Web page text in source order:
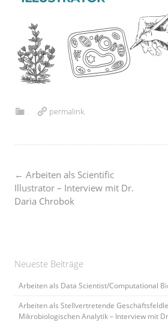
. permalink.
Post
navigation
← Arbeiten als Scientific
Illustrator – Interview mit Dr.
Daria Chrobok
Neueste Beiträge
Arbeiten als Data Scientist/Computational
Arbeiten als Stellvertretende
Mikrobiologischen Analytik – Interview mit